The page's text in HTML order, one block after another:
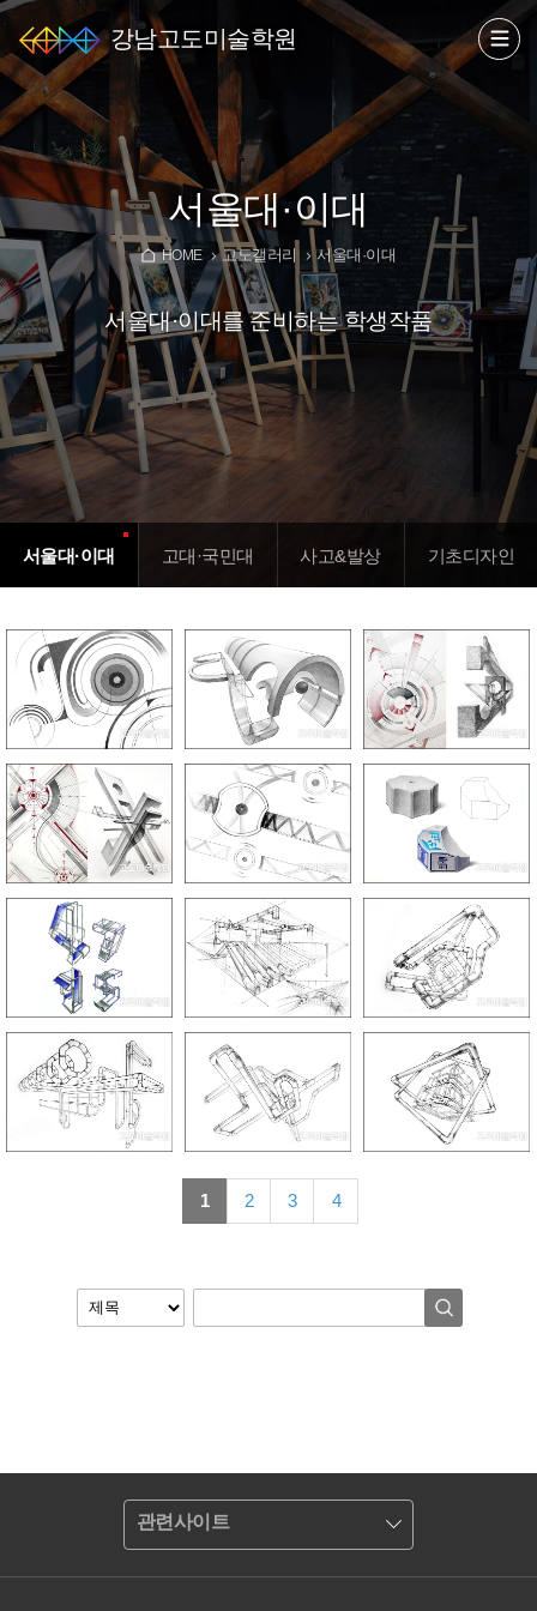
강남고도미술학원
서울대·이대
HOME 고도갤러리 서울대·이대
서울대·이대를 준비하는 학생작품
서울대·이대 고대·국민대 사고&발상 기초디자인
1 2 3 4
관련사이트